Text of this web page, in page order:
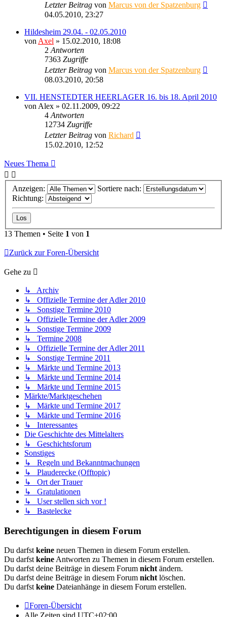
Letzter Beitrag von Marcus von der Spatzenburg
04.05.2010, 23:27
Hildesheim 29.04. - 02.05.2010
vonAxel » 15.02.2010, 18:08
2Antworten
7363 Zugriffe
Letzter Beitrag von Marcus von der Spatzenburg
08.03.2010, 20:58
VII. HENSTEDTER HEERLAGER 16. bis 18. April 2010
vonAlex » 02.11.2009, 09:22
4Antworten
12734 Zugriffe
Letzter Beitrag von Richard
15.02.2010, 12:52
Neues Thema
Anzeigen:
Sortiere nach:
Richtung:
13 Themen • Seite 1 von 1
Zurück zur Foren-Übersicht
Gehe zu
↳ Archiv
↳ Offizielle Termine der Adler 2010
↳ Sonstige Termine 2010
↳ Offizielle Termine der Adler 2009
↳ Sonstige Termine 2009
↳ Termine 2008
↳ Offizielle Termine der Adler 2011
↳ Sonstige Termine 2011
↳ Märkte und Termine 2013
↳ Märkte und Termine 2014
↳ Märkte und Termine 2015
Märkte/Marktgeschehen
↳ Märkte und Termine 2017
↳ Märkte und Termine 2016
↳ Interessantes
Die Geschichte des Mittelalters
↳ Geschichtsforum
Sonstiges
↳ Regeln und Bekanntmachungen
↳ Plauderecke (Offtopic)
↳ Ort der Trauer
↳ Gratulationen
↳ User stellen sich vor !
↳ Bastelecke
Berechtigungen in diesem Forum
Du darfstkeine neuen Themen in diesem Forum erstellen.
Du darfstkeineAntworten zu Themen in diesem Forum erstellen.
Du darfst deine Beiträge in diesem Forum nichtändern.
Du darfst deine Beiträge in diesem Forum nichtlöschen.
Du darfstkeine Dateianhänge in diesem Forum erstellen.
Foren-Übersicht